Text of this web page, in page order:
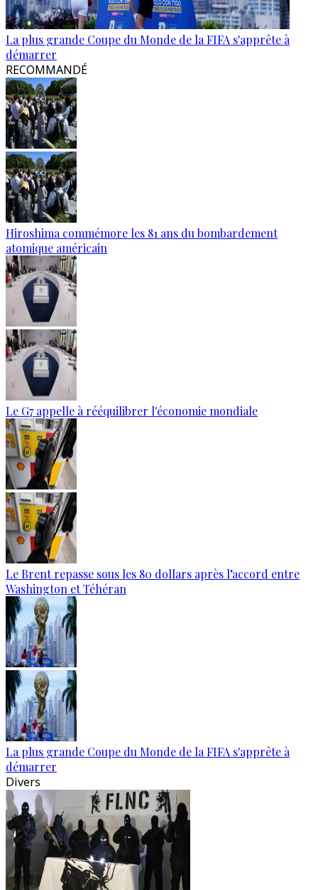
La plus grande Coupe du Monde de la FIFA s'apprête à
démarrer
RECOMMANDÉ
Hiroshima commémore les 81 ans du bombardement
atomique américain
Le G7 appelle à rééquilibrer l'économie mondiale
Le Brent repasse sous les 80 dollars après l’accord entre
Washington et Téhéran
La plus grande Coupe du Monde de la FIFA s'apprête à
démarrer
Divers